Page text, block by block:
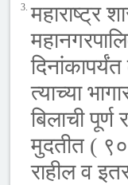
3. महाराष्ट्र
त्याच्या
बिलाची
मुदतीत (
राहील व